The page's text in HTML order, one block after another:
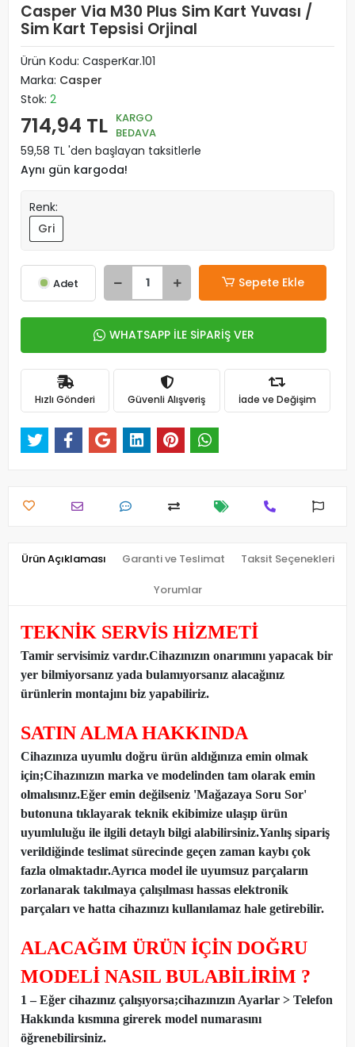
Casper Via M30 Plus Sim Kart Yuvası /
Sim Kart Tepsisi Orjinal
Ürün Kodu: CasperKar.101
Marka: Casper
Stok: 2
714,94 TL KARGO
BEDAVA
59,58 TL 'den başlayan taksitlerle
Aynı gün kargoda!
Renk:
Gri
Adet Sepete Ekle
WHATSAPP İLE SİPARİŞ VER
Hızlı Gönderi Güvenli Alışveriş İade ve Değişim
Ürün Açıklaması Garanti ve Teslimat Taksit Seçenekleri
Yorumlar
TEKNİK SERVİS HİZMETİ
Tamir servisimiz vardır.Cihazınızın onarımını yapacak bir
yer bilmiyorsanız yada bulamıyorsanız alacağınız
ürünlerin montajını biz yapabiliriz.
SATIN ALMA HAKKINDA
Cihazınıza uyumlu doğru ürün aldığınıza emin olmak
için;Cihazınızın marka ve modelinden tam olarak emin
olmalısınız.Eğer emin değilseniz 'Mağazaya Soru Sor'
butonuna tıklayarak teknik ekibimize ulaşıp ürün
uyumluluğu ile ilgili detaylı bilgi alabilirsiniz.Yanlış sipariş
verildiğinde teslimat sürecinde geçen zaman kaybı çok
fazla olmaktadır.Ayrıca model ile uyumsuz parçaların
zorlanarak takılmaya çalışılması hassas elektronik
parçaları ve hatta cihazınızı kullanılamaz hale getirebilir.
ALACAĞIM ÜRÜN İÇİN DOĞRU
MODELİ NASIL BULABİLİRİM ?
1 – Eğer cihazınız çalışıyorsa;cihazınızın Ayarlar > Telefon
Hakkında kısmına girerek model numarasını
öğrenebilirsiniz.